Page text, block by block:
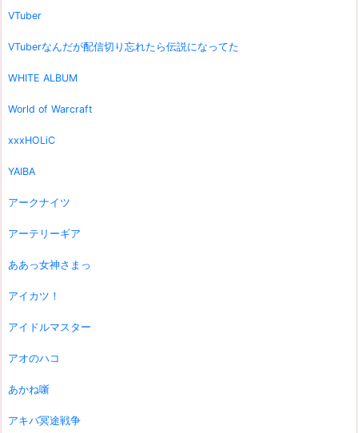
VTuber
VTuberなんだが配信切り忘れたら伝説になってた
WHITE ALBUM
World of Warcraft
xxxHOLiC
YAIBA
アークナイツ
アーテリーギア
ああっ女神さまっ
アイカツ！
アイドルマスター
アオのハコ
あかね噺
アキバ冥途戦争